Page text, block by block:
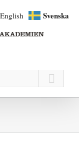
English Svenska